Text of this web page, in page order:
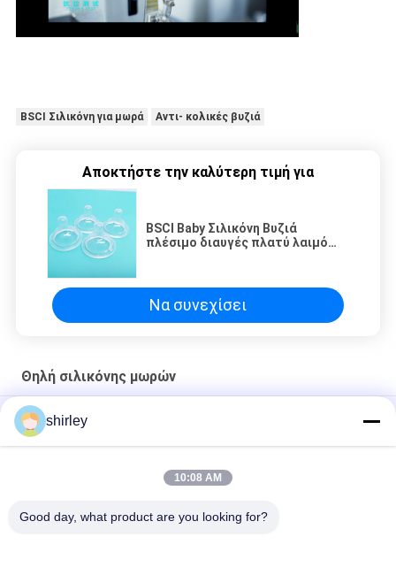
BSCI Σιλικόνη για μωρά Αντι- κολικές βυζιά
Αποκτήστε την καλύτερη τιμή για
BSCI Baby Σιλικόνη Βυζιά
πλέσιμο διαυγές πλατύ λαιμό
Να συνεχίσει
Θηλή σιλικόνης μωρών
Πρώτα απαραίτητα Σιλικόνιο μπουκάλι βυζιά, αργή ροή
Εργοστασιακό πρότυπο λαιμό βρέφος βυζιά υγρή σιλικόνη
shirley
10:08 AM
Good day, what product are you looking for?